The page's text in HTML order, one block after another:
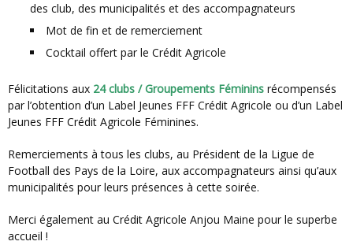
des club, des municipalités et des accompagnateurs
Mot de fin et de remerciement
Cocktail offert par le Crédit Agricole
Félicitations aux 24 clubs / Groupements Féminins récompensés
par l’obtention d’un Label Jeunes FFF Crédit Agricole ou d’un Label
Jeunes FFF Crédit Agricole Féminines.
Remerciements à tous les clubs, au Président de la Ligue de
Football des Pays de la Loire, aux accompagnateurs ainsi qu’aux
municipalités pour leurs présences à cette soirée.
Merci également au Crédit Agricole Anjou Maine pour le superbe
accueil !